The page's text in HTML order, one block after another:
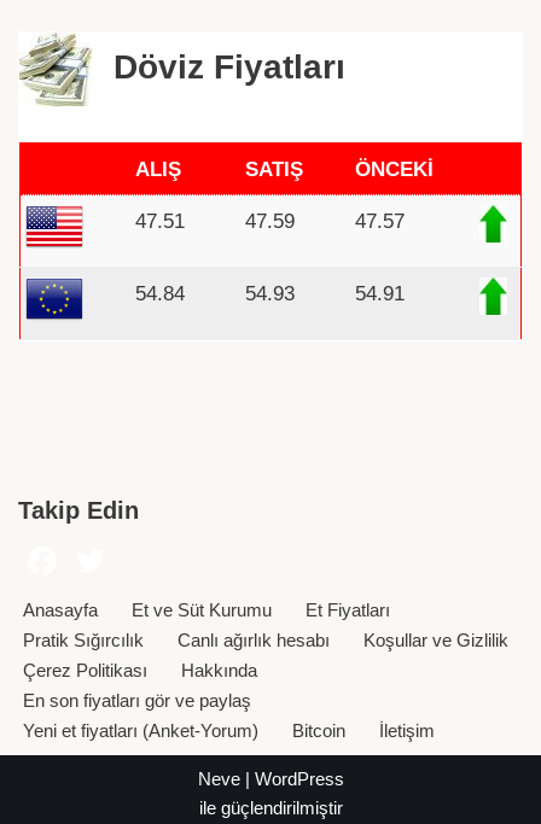
Döviz Fiyatları
ALIŞ SATIŞ ÖNCEKİ
47.51 47.59 47.57
54.84 54.93 54.91
Takip Edin
Anasayfa Et ve Süt Kurumu
Et Fiyatları
Pratik Sığırcılık
Canlı ağırlık hesabı
Koşullar ve Gizlilik
Çerez Politikası
Hakkında
En son fiyatları gör ve paylaş
Yeni et fiyatları (Anket-Yorum)
Bitcoin İletişim
Neve| WordPress
ile güçlendirilmiştir